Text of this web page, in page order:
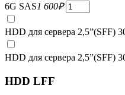
6G SAS1 600₽
HDD для сервера 2,5”(SFF)
HDD для сервера 2,5”(SFF)
HDD LFF